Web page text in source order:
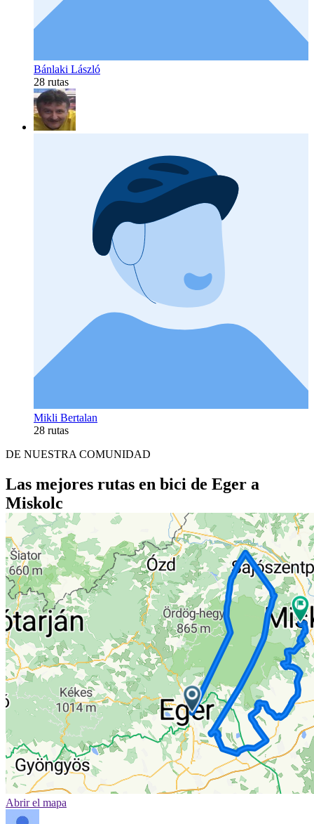
Bánlaki László
28 rutas
Mikli Bertalan
28 rutas
DE NUESTRA COMUNIDAD
Las mejores rutas en bici de Eger a
Miskolc
Abrir el mapa